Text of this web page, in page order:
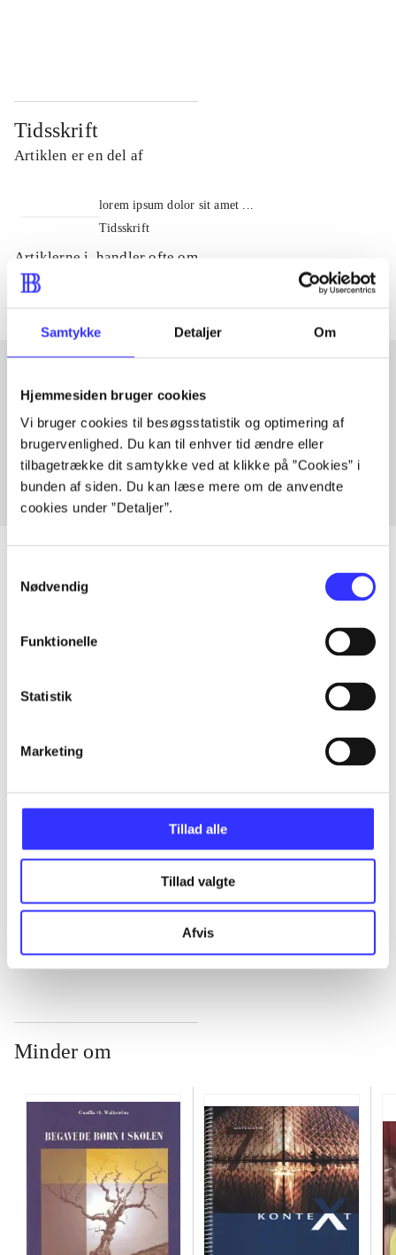
Samtykke Detaljer Om
Hjemmesiden bruger cookies
Vi bruger cookies til besøgsstatistik og optimering af
brugervenlighed. Du kan til enhver tid ændre eller
tilbagetrække dit samtykke ved at klikke på ”Cookies” i
bunden af siden. Du kan læse mere om de anvendte
cookies under ”Detaljer”.
Nødvendig
Funktionelle
Statistik
Marketing
Tillad alle
Tillad valgte
Afvis
Tidsskrift
Artiklen er en del af
lorem ipsum dolor sit amet ...
Tidsskrift
Artiklerne i handler ofte om
Artikler med samme emner
Fra
Alle registrerede artikler fordelt på udgivelser
...
...
...
Minder om